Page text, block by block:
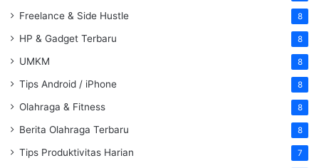
Freelance & Side Hustle 8
HP & Gadget Terbaru 8
UMKM 8
Tips Android / iPhone 8
Olahraga & Fitness 8
Berita Olahraga Terbaru 8
Tips Produktivitas Harian 7